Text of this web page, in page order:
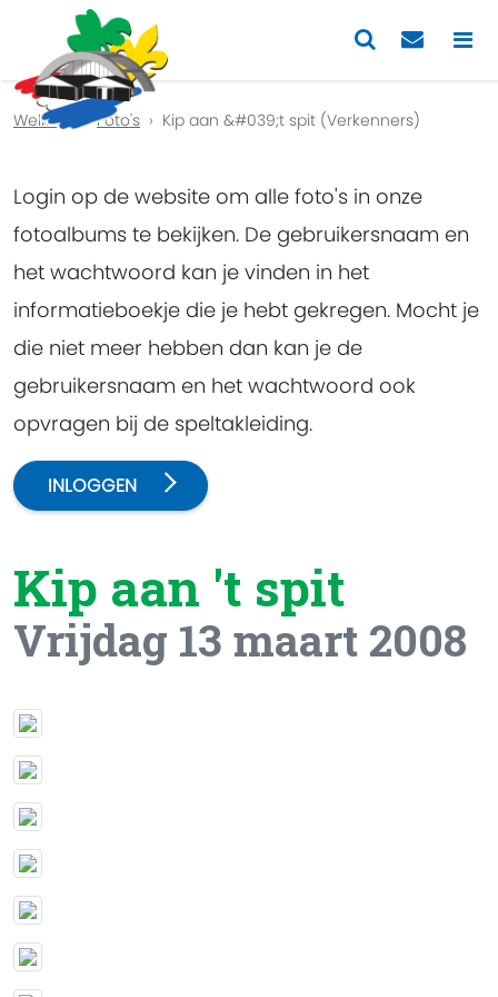
Previous
Welkom Foto's Kip aan &#039;t spit (Verkenners)
Login op de website om alle foto's in onze
fotoalbums te bekijken. De gebruikersnaam en
het wachtwoord kan je vinden in het
informatieboekje die je hebt gekregen. Mocht je
die niet meer hebben dan kan je de
gebruikersnaam en het wachtwoord ook
opvragen bij de speltakleiding.
INLOGGEN
Kip aan 't spit
Vrijdag 13 maart 2008